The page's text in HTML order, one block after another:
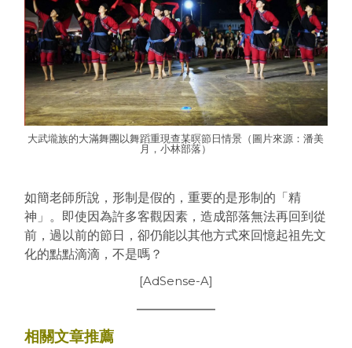
大武壠族的大滿舞團以舞蹈重現查某暝節日情景（圖片來源：潘美
月，小林部落）
如簡老師所說，形制是假的，重要的是形制的「精
神」。即使因為許多客觀因素，造成部落無法再回到從
前，過以前的節日，卻仍能以其他方式來回憶起祖先文
化的點點滴滴，不是嗎？
[AdSense-A]
相關文章推薦